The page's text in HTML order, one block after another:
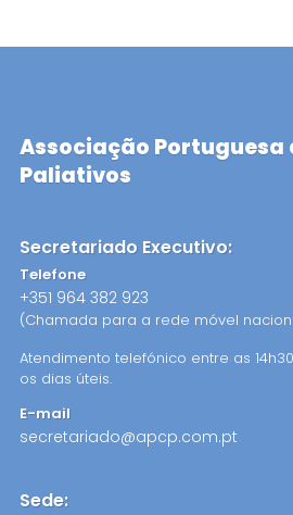
Associação Portuguesa
Paliativos
Secretariado Executivo:
Telefone
+351 964 382 923
(Chamada para a rede móvel
Atendimento telefónico entre as
os dias úteis.
E-mail
secretariado@apcp.com.pt
Sede: